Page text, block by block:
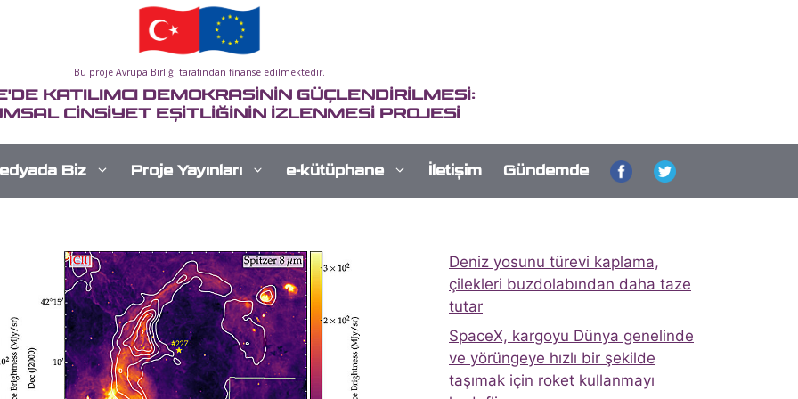
Bu proje Avrupa Birliği tarafından finanse edilmektedir.
KATILIMCI DEMOKRASİNİN GÜÇLENDİRİLMESİ:
CİNSİYET EŞİTLİĞİNİN İZLENMESİ PROJESİ
Biz Proje Yayınları e-kütüphane İletişim Gündemde
Deniz yosunu türevi kaplama,
çilekleri buzdolabından daha taze
tutar
SpaceX, kargoyu Dünya genelinde
ve yörüngeye hızlı bir şekilde
taşımak için roket kullanmayı